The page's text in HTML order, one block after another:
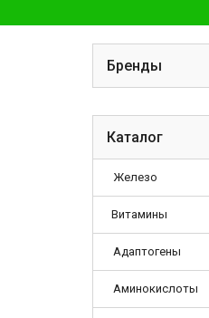
Бренды
Каталог
Железо
Витамины
Адаптогены
Аминокислоты